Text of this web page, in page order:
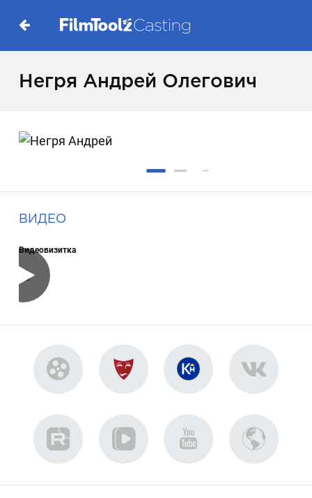
Негря Андрей Олегович
ВИДЕО
Видеовизитка